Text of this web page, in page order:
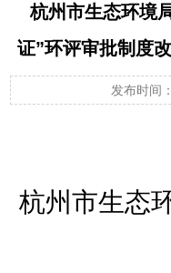
杭州市生态环境
证”环评审批制度
发布时间
杭州市生态